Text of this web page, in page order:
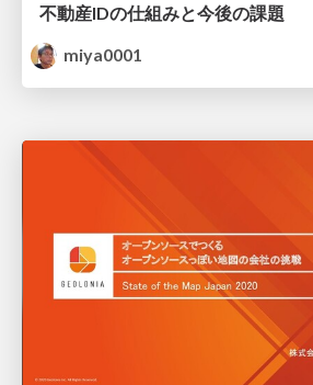
不動産IDの仕組みと今後の課題
miya0001